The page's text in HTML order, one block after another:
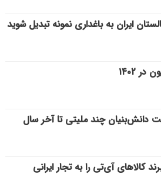
ایران به باغداری نمونه تبدیل شوید
۱۴۰۲
چند ملیتی تا آخر سال
کالاهای آی‌تی را به تجار ایرانی